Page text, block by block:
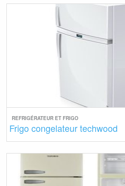
REFRIGÉRATEUR ET FRIGO
Frigo congelateur techwood